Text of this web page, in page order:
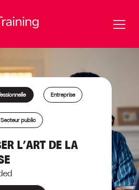
Entreprise
Secteur public
L’ART DE LA